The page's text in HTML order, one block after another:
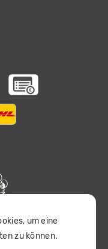
um eine
zu können.